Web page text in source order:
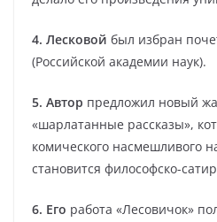
4. Лесковой был избран
(Российской академии наук).
5. Автор предложил новый
«шарлатанные рассказы»,
комического насмешливого
становится философско-
6. Его работа «Лесовичок»